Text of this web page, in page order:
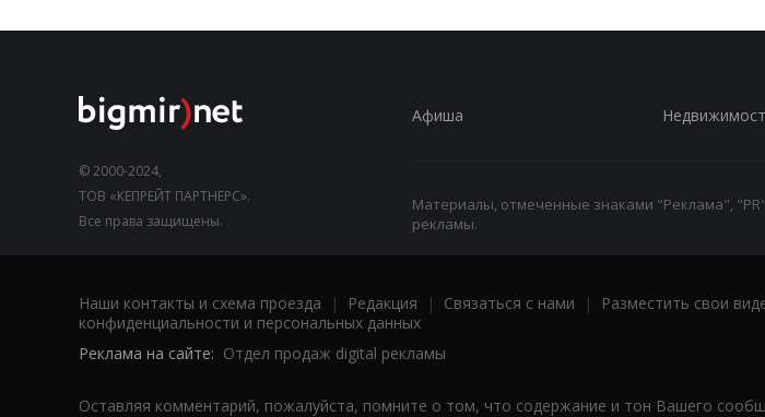
© 2000-2024,
ТОВ «КЕПРЕЙТ ПАРТНЕРС».
Все права защищены.
Афиша
Материалы, отмеченные знаками "Реклама",
рекламы.
Наши контакты и схема проезда | Редакция | Связаться с нами | Разместить свои
конфиденциальности и персональных данных
Реклама на сайте: Отдел продаж digital рекламы
Оставляя комментарий, пожалуйста, помните о том, что содержание и тон Вашего